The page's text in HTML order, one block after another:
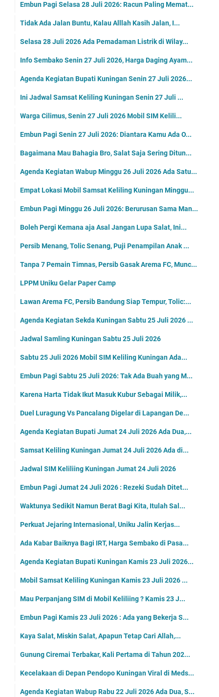
Embun Pagi Selasa 28 Juli 2026: Racun Paling Memat...
Tidak Ada Jalan Buntu, Kalau Alllah Kasih Jalan, I...
Selasa 28 Juli 2026 Ada Pemadaman Listrik di Wilay...
Info Sembako Senin 27 Juli 2026, Harga Daging Ayam...
Agenda Kegiatan Bupati Kuningan Senin 27 Juli 2026...
Ini Jadwal Samsat Keliling Kuningan Senin 27 Juli ...
Warga Cilimus, Senin 27 Juli 2026 Mobil SIM Kelili...
Embun Pagi Senin 27 Juli 2026: Diantara Kamu Ada O...
Bagaimana Mau Bahagia Bro, Salat Saja Sering Ditun...
Agenda Kegiatan Wabup Minggu 26 Juli 2026 Ada Satu...
Empat Lokasi Mobil Samsat Keliling Kuningan Minggu...
Embun Pagi Minggu 26 Juli 2026: Berurusan Sama Man...
Boleh Pergi Kemana aja Asal Jangan Lupa Salat, Ini...
Persib Menang, Tolic Senang, Puji Penampilan Anak ...
Tanpa 7 Pemain Timnas, Persib Gasak Arema FC, Munc...
LPPM Uniku Gelar Paper Camp
Lawan Arema FC, Persib Bandung Siap Tempur, Tolic:...
Agenda Kegiatan Sekda Kuningan Sabtu 25 Juli 2026 ...
Jadwal Samling Kuningan Sabtu 25 Juli 2026
Sabtu 25 Juli 2026 Mobil SIM Keliling Kuningan Ada...
Embun Pagi Sabtu 25 Juli 2026: Tak Ada Buah yang M...
Karena Harta Tidak Ikut Masuk Kubur Sebagai Milik,...
Duel Luragung Vs Pancalang Digelar di Lapangan De...
Agenda Kegiatan Bupati Jumat 24 Juli 2026 Ada Dua,...
Samsat Keliling Kuningan Jumat 24 Juli 2026 Ada di...
Jadwal SIM Keliliing Kuningan Jumat 24 Juli 2026
Embun Pagi Jumat 24 Juli 2026 : Rezeki Sudah Ditet...
Waktunya Sedikit Namun Berat Bagi Kita, Itulah Sal...
Perkuat Jejaring Internasional, Uniku Jalin Kerjas...
Ada Kabar Baiknya Bagi IRT, Harga Sembako di Pasa...
Agenda Kegiatan Bupati Kuningan Kamis 23 Juli 2026...
Mobil Samsat Keliling Kuningan Kamis 23 Juli 2026 ...
Mau Perpanjang SIM di Mobil Keliliing ? Kamis 23 J...
Embun Pagi Kamis 23 Juli 2026 : Ada yang Bekerja S...
Kaya Salat, Miskin Salat, Apapun Tetap Cari Allah,...
Gunung Ciremai Terbakar, Kali Pertama di Tahun 202...
Kecelakaan di Depan Pendopo Kuningan Viral di Meds...
Agenda Kegiatan Wabup Rabu 22 Juli 2026 Ada Dua, S...